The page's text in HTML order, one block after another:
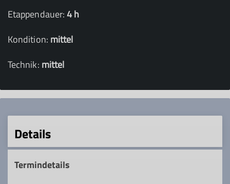
Etappendauer:4 h
Kondition: mittel
Technik: mittel
Details
Termindetails